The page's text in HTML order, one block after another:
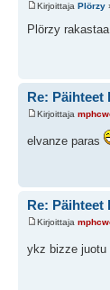
Kirjoittaja Plörzy
Plörzy
Re: Päihteet
Kirjoittaja
elvanze paras
Re: Päihteet
Kirjoittaja
ykz bizze juotu